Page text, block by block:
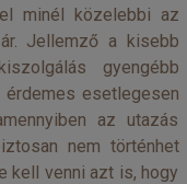
minél közelebbi az
Jellemző a kisebb
gyengébb
érdemes esetlegesen
az utazás
nem történhet
kell venni azt is, hogy